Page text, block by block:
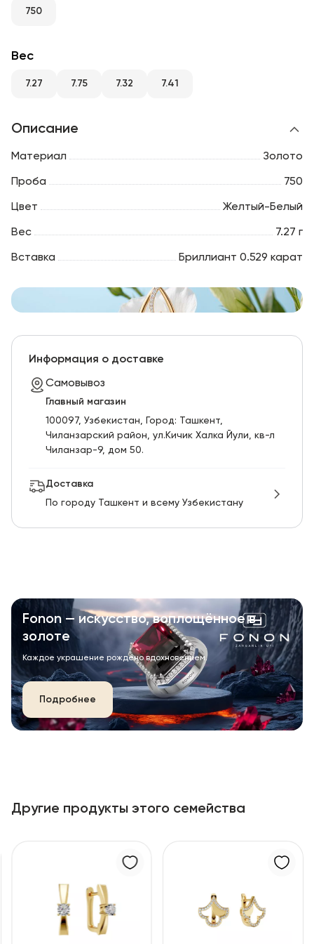
RU
750
Вес
7.27 7.75 7.32 7.41
Описание
Материал Золото
Проба 750
Цвет Желтый-Белый
Вес 7.27 г
Вставка Бриллиант 0.529 карат
Информация о доставке
Самовывоз
Главный магазин
100097, Узбекистан, Город: Ташкент,
Чиланзарский pайон, ул.Кичик Халка Йули, кв-л
Чиланзар-9, дом 50.
Доставка
По городу Ташкент и всему Узбекистану
Fonon — искусство, воплощённое в
золоте
Каждое украшение рождено вдохновением.
Подробнее
Другие продукты этого семейства